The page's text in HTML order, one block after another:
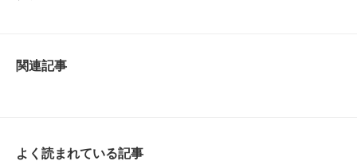
関連記事
よく読まれている記事